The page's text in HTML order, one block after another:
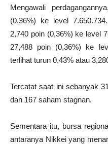
Mengawali
(0,36%) ke level
2,740 poin (0,36%) ke level
27,488 poin (0,36%) ke
terlihat turun 0,43% atau
Tercatat saat ini sebanyak
dan 167 saham stagnan.
Sementara itu, bursa
antaranya Nikkei yang